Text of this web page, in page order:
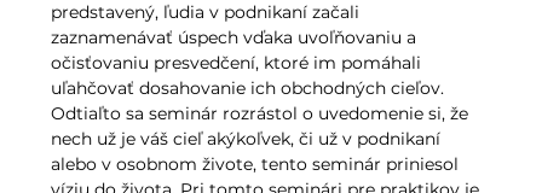
predstavený, ľudia v podnikaní začali
zaznamenávať úspech vďaka uvoľňovaniu a
očisťovaniu presvedčení, ktoré im pomáhali
uľahčovať dosahovanie ich obchodných cieľov.
Odtiaľto sa seminár rozrástol o uvedomenie si, že
nech už je váš cieľ akýkoľvek, či už v podnikaní
alebo v osobnom živote, tento seminár priniesol